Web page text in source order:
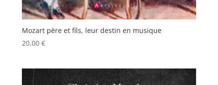
Mozart père et fils, leur destin en musique
20,00 €